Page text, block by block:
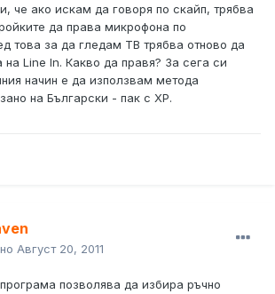
че ако искам да говоря по скайп, трябва
да права микрофона по
това за да гледам ТВ трябва отново да
Line In. Какво да правя? За сега си
начин е да използвам метода
на Български - пак с XP.
Август 20, 2011
позволява да избира ръчно